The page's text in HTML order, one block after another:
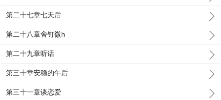
第二十七章七天后
第二十八章舍钉微h
第二十九章听话
第三十章安稳的午后
第三十一章谈恋爱